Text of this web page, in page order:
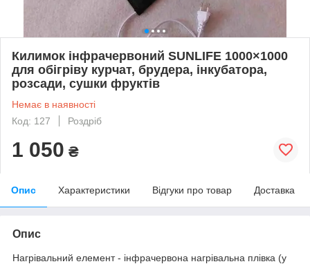
Килимок інфрачервоний SUNLIFE 1000×1000
для обігріву курчат, брудера, інкубатора,
розсади, сушки фруктів
Немає в наявності
Код: 127
Роздріб
1 050 ₴
Опис Характеристики Відгуки про товар Доставка
Опис
Нагрівальний елемент - інфрачервона нагрівальна плівка (у